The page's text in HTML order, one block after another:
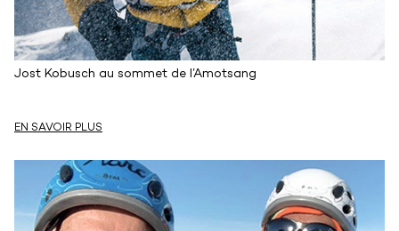
Jost Kobusch au sommet de l’Amotsang
EN SAVOIR PLUS